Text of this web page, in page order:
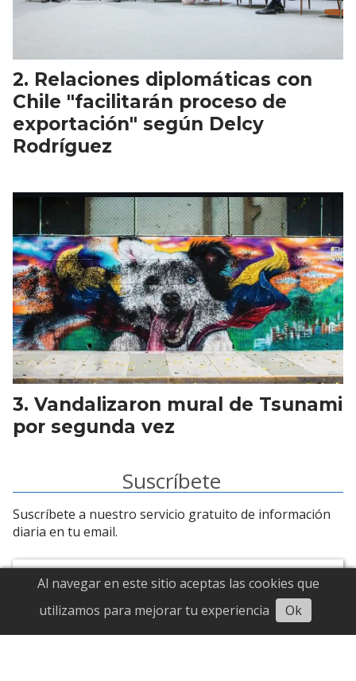
Relaciones diplomáticas con
Chile "facilitarán proceso de
exportación" según Delcy
Rodríguez
Vandalizaron mural de Tsunami
por segunda vez
Suscríbete
Suscríbete a nuestro servicio gratuito de información
diaria en tu email.
Suscribirme
Al navegar en este sitio aceptas las cookies que
utilizamos para mejorar tu experiencia
Ok
Escuchar